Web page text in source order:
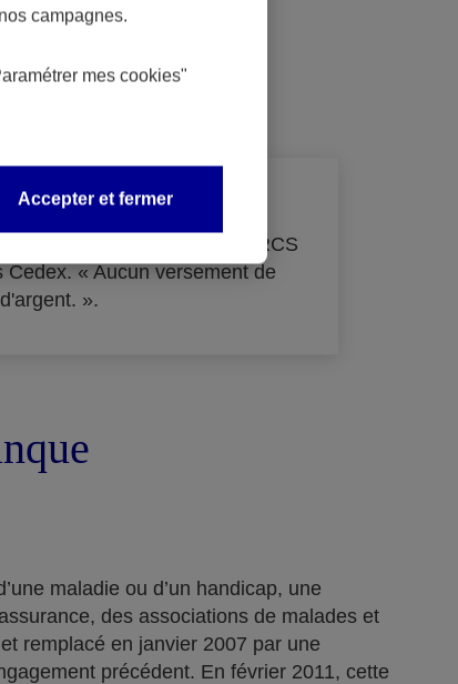
000 € - immatriculée au RCS
« Aucun versement de
».
maladie ou d’un handicap, une
des associations de malades et
remplacé en janvier 2007 par une
précédent. En février 2011, cette
campagnes.
mes cookies"
Accepter et fermer